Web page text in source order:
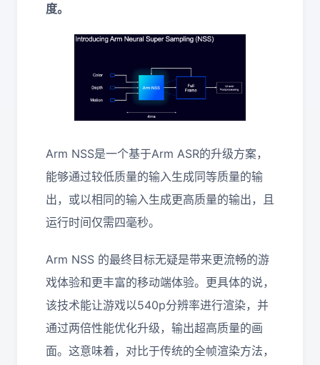
度。
Arm NSS是一个基于Arm ASR的升级方案，
能够通过较低质量的输入生成同等质量的输
出，或以相同的输入生成更高质量的输出，且
运行时间仅需四毫秒。
Arm NSS 的最终目标无疑是带来更流畅的游
戏体验和更丰富的移动端体验。更具体的说，
该技术能让游戏以540p分辨率进行渲染，并
通过两倍性能优化升级，输出超高质量的画
面。这意味着，对比于传统的全帧渲染方法，